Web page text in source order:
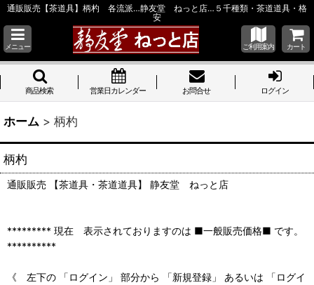
通販販売【茶道具】柄杓 各流派…静友堂 ねっと店…５千種類・茶道道具・格
安
メニュー ご利用案内 カート
商品検索 営業日カレンダー お問合せ ログイン
ホーム > 柄杓
柄杓
通販販売 【茶道具・茶道道具】 静友堂 ねっと店
********* 現在 表示されておりますのは ■一般販売価格■ です。
**********
《 左下の 「ログイン」 部分から 「新規登録」 あるいは 「ログイ